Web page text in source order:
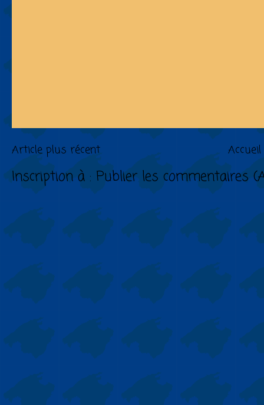
Article plus récent Accueil
Inscription à : Publier les commentaires